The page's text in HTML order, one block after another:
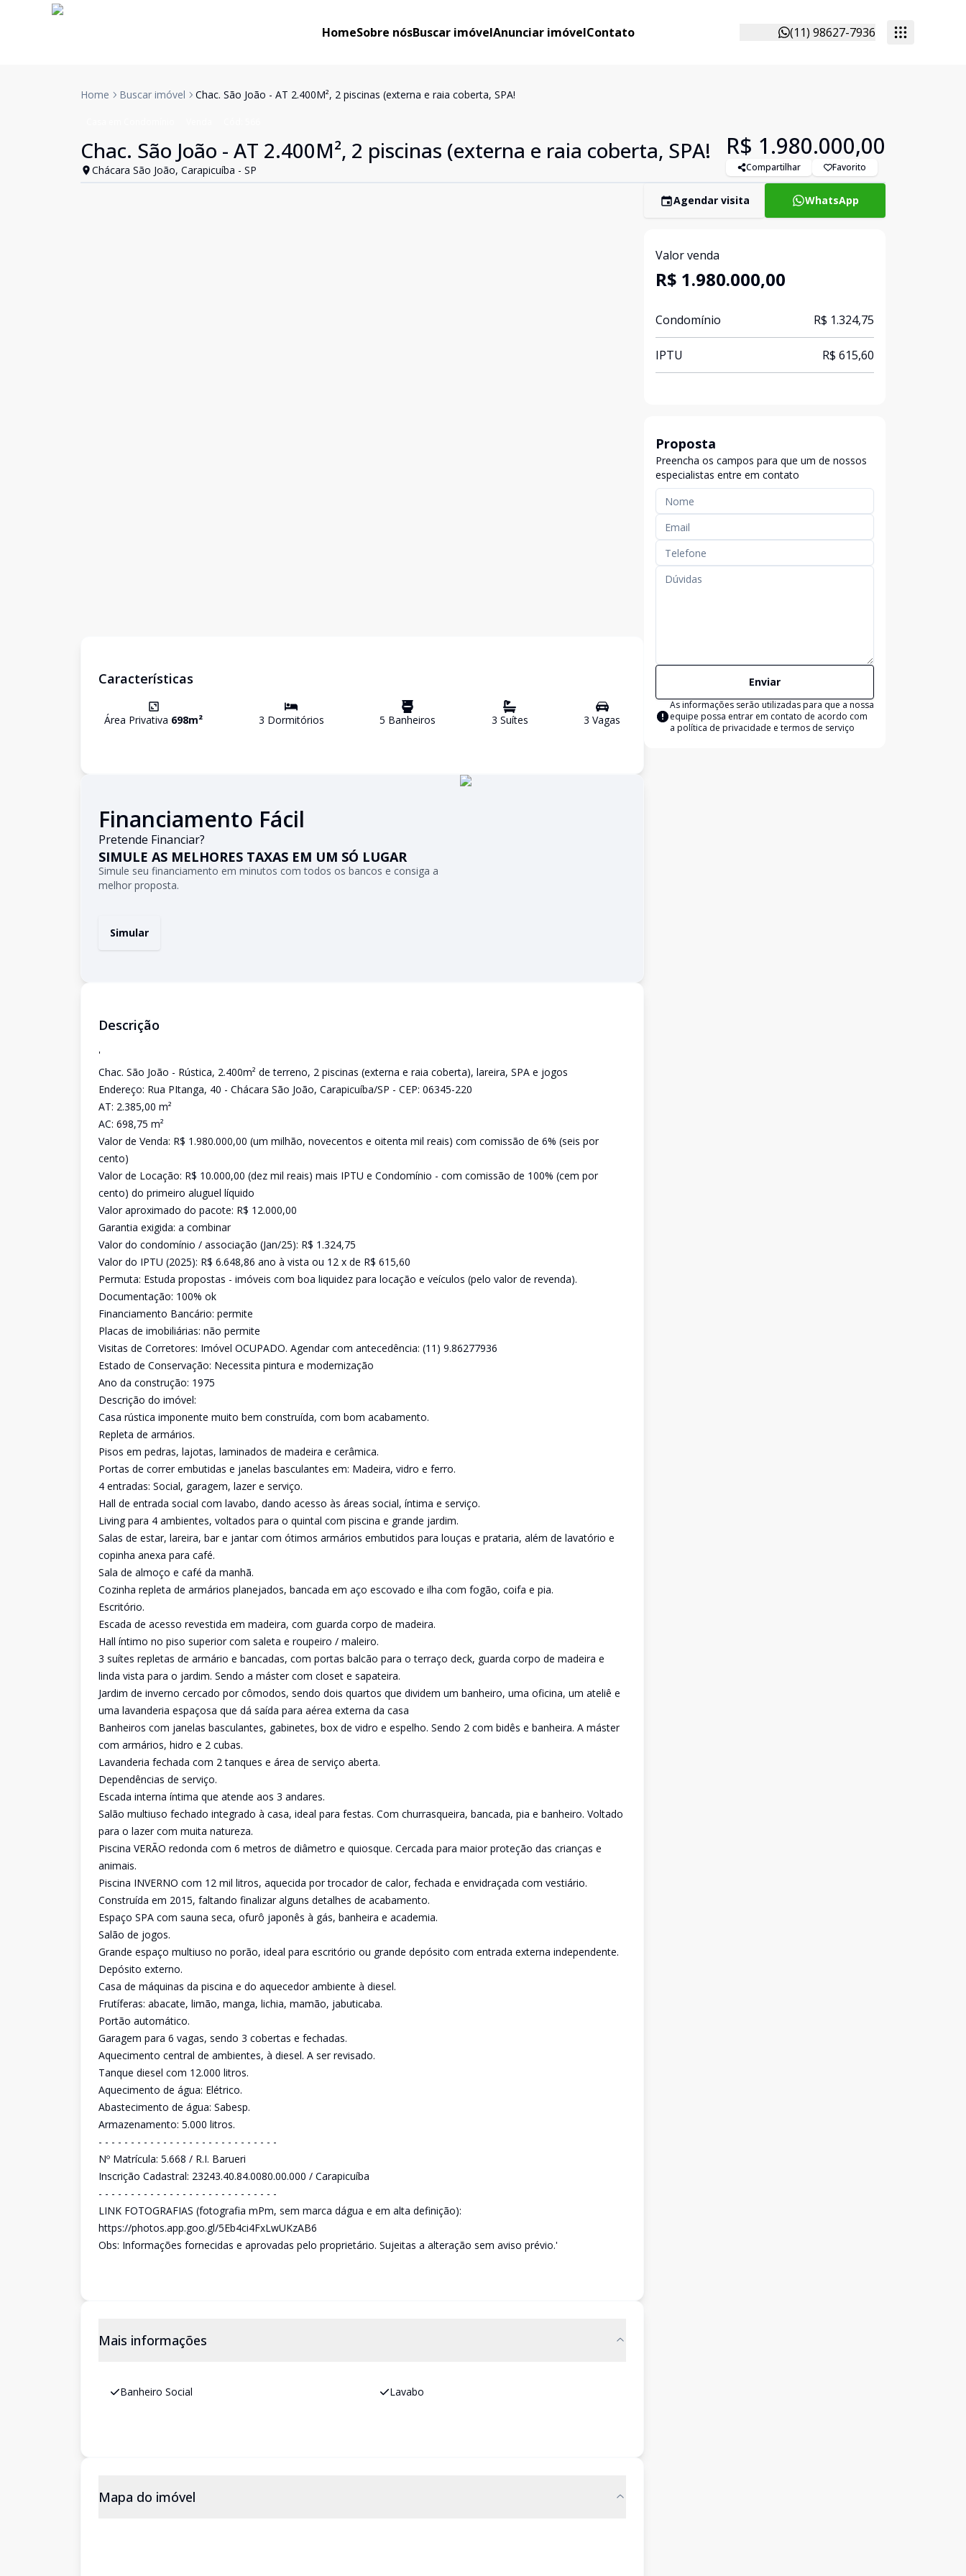
HomeSobre nósBuscar imóvelAnunciar imóvelContato (11) 98627-7936
Home Buscar imóvel Chac. São João - AT 2.400M², 2 piscinas (externa e raia coberta, SPA!
Chac. São João - AT 2.400M², 2 piscinas (externa e raia coberta, SPA!
Chácara São João, Carapicuíba - SP
R$ 1.980.000,00
Compartilhar Favorito
Características
Área Privativa 698m² 3 Dormitórios 5 Banheiros 3 Suítes 3 Vagas
Financiamento Fácil
Pretende Financiar?
SIMULE AS MELHORES TAXAS EM UM SÓ LUGAR
Simule seu financiamento em minutos com todos os bancos e consiga a
melhor proposta.
Simular
Descrição
'
Chac. São João - Rústica, 2.400m² de terreno, 2 piscinas (externa e raia coberta), lareira, SPA e jogos
Endereço: Rua PItanga, 40 - Chácara São João, Carapicuíba/SP - CEP: 06345-220
AT: 2.385,00 m²
AC: 698,75 m²
Valor de Venda: R$ 1.980.000,00 (um milhão, novecentos e oitenta mil reais) com comissão de 6% (seis por
cento)
Valor de Locação: R$ 10.000,00 (dez mil reais) mais IPTU e Condomínio - com comissão de 100% (cem por
cento) do primeiro aluguel líquido
Valor aproximado do pacote: R$ 12.000,00
Garantia exigida: a combinar
Valor do condomínio / associação (Jan/25): R$ 1.324,75
Valor do IPTU (2025): R$ 6.648,86 ano à vista ou 12 x de R$ 615,60
Permuta: Estuda propostas - imóveis com boa liquidez para locação e veículos (pelo valor de revenda).
Documentação: 100% ok
Financiamento Bancário: permite
Placas de imobiliárias: não permite
Visitas de Corretores: Imóvel OCUPADO. Agendar com antecedência: (11) 9.86277936
Estado de Conservação: Necessita pintura e modernização
Ano da construção: 1975
Descrição do imóvel:
Casa rústica imponente muito bem construída, com bom acabamento.
Repleta de armários.
Pisos em pedras, lajotas, laminados de madeira e cerâmica.
Portas de correr embutidas e janelas basculantes em: Madeira, vidro e ferro.
4 entradas: Social, garagem, lazer e serviço.
Hall de entrada social com lavabo, dando acesso às áreas social, íntima e serviço.
Living para 4 ambientes, voltados para o quintal com piscina e grande jardim.
Salas de estar, lareira, bar e jantar com ótimos armários embutidos para louças e prataria, além de lavatório e
copinha anexa para café.
Sala de almoço e café da manhã.
Cozinha repleta de armários planejados, bancada em aço escovado e ilha com fogão, coifa e pia.
Escritório.
Escada de acesso revestida em madeira, com guarda corpo de madeira.
Hall íntimo no piso superior com saleta e roupeiro / maleiro.
3 suítes repletas de armário e bancadas, com portas balcão para o terraço deck, guarda corpo de madeira e
linda vista para o jardim. Sendo a máster com closet e sapateira.
Jardim de inverno cercado por cômodos, sendo dois quartos que dividem um banheiro, uma oficina, um ateliê e
uma lavanderia espaçosa que dá saída para aérea externa da casa
Banheiros com janelas basculantes, gabinetes, box de vidro e espelho. Sendo 2 com bidês e banheira. A máster
com armários, hidro e 2 cubas.
Lavanderia fechada com 2 tanques e área de serviço aberta.
Dependências de serviço.
Escada interna íntima que atende aos 3 andares.
Salão multiuso fechado integrado à casa, ideal para festas. Com churrasqueira, bancada, pia e banheiro. Voltado
para o lazer com muita natureza.
Piscina VERÃO redonda com 6 metros de diâmetro e quiosque. Cercada para maior proteção das crianças e
animais.
Piscina INVERNO com 12 mil litros, aquecida por trocador de calor, fechada e envidraçada com vestiário.
Construída em 2015, faltando finalizar alguns detalhes de acabamento.
Espaço SPA com sauna seca, ofurô japonês à gás, banheira e academia.
Salão de jogos.
Grande espaço multiuso no porão, ideal para escritório ou grande depósito com entrada externa independente.
Depósito externo.
Casa de máquinas da piscina e do aquecedor ambiente à diesel.
Frutíferas: abacate, limão, manga, lichia, mamão, jabuticaba.
Portão automático.
Garagem para 6 vagas, sendo 3 cobertas e fechadas.
Aquecimento central de ambientes, à diesel. A ser revisado.
Tanque diesel com 12.000 litros.
Aquecimento de água: Elétrico.
Abastecimento de água: Sabesp.
Armazenamento: 5.000 litros.
- - - - - - - - - - - - - - - - - - - - - - - - - - - -
Nº Matrícula: 5.668 / R.I. Barueri
Inscrição Cadastral: 23243.40.84.0080.00.000 / Carapicuíba
- - - - - - - - - - - - - - - - - - - - - - - - - - - -
LINK FOTOGRAFIAS (fotografia mPm, sem marca dágua e em alta definição):
https://photos.app.goo.gl/5Eb4ci4FxLwUKzAB6
Obs: Informações fornecidas e aprovadas pelo proprietário. Sujeitas a alteração sem aviso prévio.'
Mais informações
Banheiro Social Lavabo
Mapa do imóvel
Agendar visita WhatsApp
Valor venda
R$ 1.980.000,00
Condomínio R$ 1.324,75
IPTU R$ 615,60
Proposta
Preencha os campos para que um de nossos
especialistas entre em contato
Enviar
As informações serão utilizadas para que a nossa
equipe possa entrar em contato de acordo com
a política de privacidade e termos de serviço